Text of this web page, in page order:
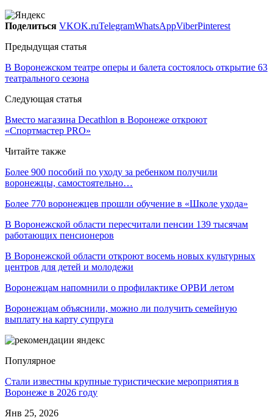
Поделиться VKOK.ruTelegramWhatsAppViberPinterest
Предыдущая статья
В Воронежском театре оперы и балета состоялось открытие 63
театрального сезона
Следующая статья
Вместо магазина Decathlon в Воронеже откроют
«Спортмастер PRO»
Читайте также
Более 900 пособий по уходу за ребенком получили
воронежцы, самостоятельно…
Более 770 воронежцев прошли обучение в «Школе ухода»
В Воронежской области пересчитали пенсии 139 тысячам
работающих пенсионеров
В Воронежской области откроют восемь новых культурных
центров для детей и молодежи
Воронежцам напомнили о профилактике ОРВИ летом
Воронежцам объяснили, можно ли получить семейную
выплату на карту супруга
Популярное
Стали известны крупные туристические мероприятия в
Воронеже в 2026 году
Янв 25, 2026